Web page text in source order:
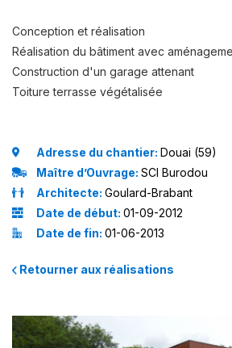
Conception et réalisation
Réalisation du bâtiment avec
Construction d'un garage attenant
Toiture terrasse végétalisée
Adresse du chantier: Douai (59)
Maître d’Ouvrage: SCI Burodou
Architecte: Goulard-Brabant
Date de début: 01-09-2012
Date de fin: 01-06-2013
Retourner aux réalisations